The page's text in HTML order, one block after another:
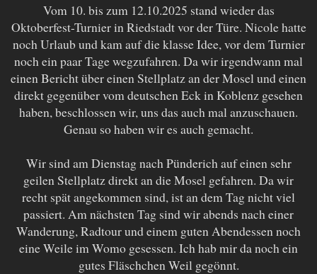
Vom 10. bis zum 12.10.2025 stand wieder das
Oktoberfest-Turnier in Riedstadt vor der Türe. Nicole hatte
noch Urlaub und kam auf die klasse Idee, vor dem Turnier
noch ein paar Tage wegzufahren. Da wir irgendwann mal
einen Bericht über einen Stellplatz an der Mosel und einen
direkt gegenüber vom deutschen Eck in Koblenz gesehen
haben, beschlossen wir, uns das auch mal anzuschauen.
Genau so haben wir es auch gemacht.
Wir sind am Dienstag nach Pünderich auf einen sehr
geilen Stellplatz direkt an die Mosel gefahren. Da wir
recht spät angekommen sind, ist an dem Tag nicht viel
passiert. Am nächsten Tag sind wir abends nach einer
Wanderung, Radtour und einem guten Abendessen noch
eine Weile im Womo gesessen. Ich hab mir da noch ein
gutes Fläschchen Weil gegönnt.